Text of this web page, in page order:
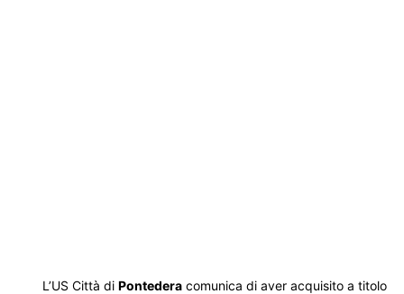
L’US Città di Pontedera comunica di aver acquisito a titolo